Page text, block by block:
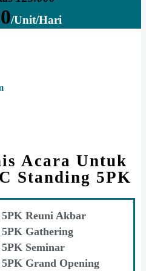
/Unit/Hari
Acara Untuk
Standing 5PK
5PK Reuni Akbar
5PK Gathering
Seminar
Grand Opening